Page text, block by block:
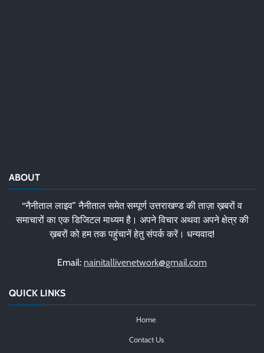
ABOUT
“नैनीताल लाइव” नैनीताल समेत सम्पूर्ण उत्तराखण्ड की ताज़ा ख़बरों व
समाचारों का एक डिजिटल माध्यम है। अपने विचार अथवा अपने क्षेत्र की
ख़बरों को हम तक पहुंचानें हेतु संपर्क करें। धन्यवाद!
Email: nainitallivenetwork@gmail.com
QUICK LINKS
Home
Contact Us